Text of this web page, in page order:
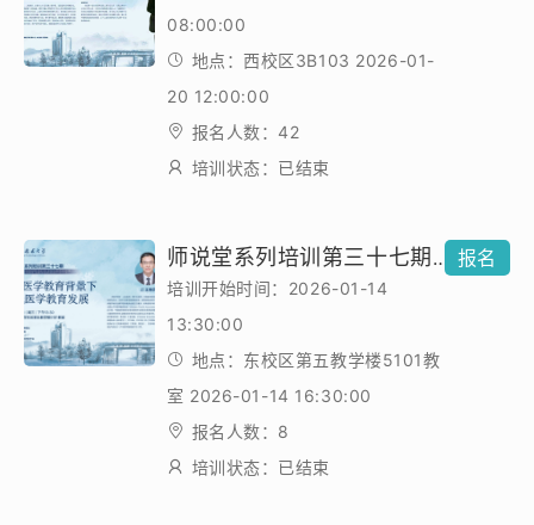
08:00:00
地点：西校区3B103 2026-01-
20 12:00:00
报名人数：42
培训状态：已结束
师说堂系列培训第三十七期——第四代医学教育背景下AI赋能医学教育发展
培训开始时间：2026-01-14
13:30:00
地点：东校区第五教学楼5101教
室 2026-01-14 16:30:00
报名人数：8
培训状态：已结束
报名